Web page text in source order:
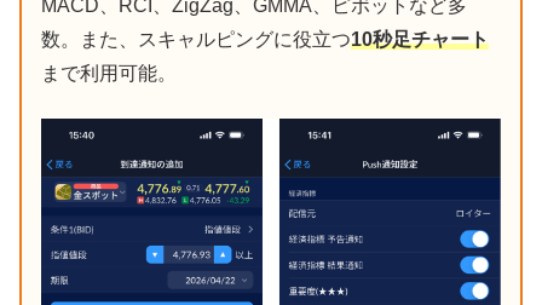
MACD、RCI、ZigZag、GMMA、ピボットなど多
数。また、スキャルピングに役立つ10秒足チャート
まで利用可能。